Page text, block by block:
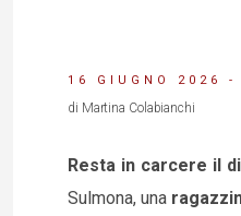
16 GIUGNO 2026
di Martina Colabianchi
Resta in carcere il
Sulmona, una